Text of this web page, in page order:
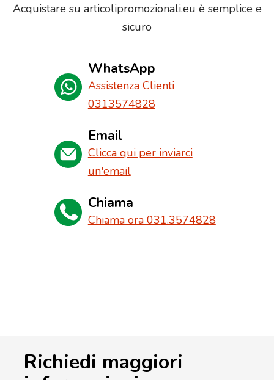
Acquistare su articolipromozionali.eu è semplice e
sicuro
WhatsApp
Assistenza Clienti
0313574828
Email
Clicca qui per inviarci
un'email
Chiama
Chiama ora 031.3574828
Richiedi maggiori